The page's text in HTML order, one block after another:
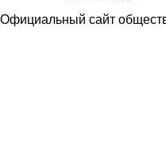
Официальный сайт